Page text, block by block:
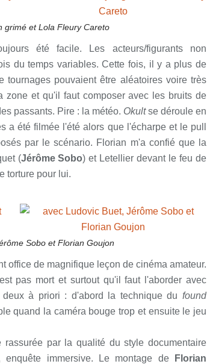
grimé et Lola Fleury Careto
été facile. Les acteurs/figurants non
du temps variables. Cette fois, il y a plus de
pouvaient être aléatoires voire très
zone et qu'il faut composer avec les bruits de
passants. Pire : la météo. Okultse déroule en
a été filmée l'été alors que l'écharpe et le pull
par le scénario. Florian m'a confié que la
(Jérôme Sobo) et Letellier devant le feu de
torture pour lui.
Sobo et Florian Goujon
office de magnifique leçon de cinéma amateur.
pas mort et surtout qu'il faut l'aborder avec
deux à priori : d'abord la technique du found
quand la caméra bouge trop et ensuite le jeu
par la qualité du style documentaire
enquête immersive. Le montage de
Florian